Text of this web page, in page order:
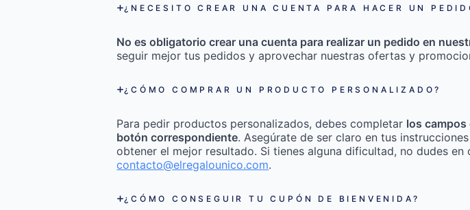
¿NECESITO CREAR UNA CUENTA PARA HACER UN
No es obligatorio crear una cuenta para realizar un pedido en
seguir mejor tus pedidos y aprovechar nuestras ofertas y
¿CÓMO COMPRAR UN PRODUCTO PERSONALIZADO?
Para pedir productos personalizados, debes completar los
botón correspondiente. Asegúrate de ser claro en tus
obtener el mejor resultado. Si tienes alguna dificultad, no dudes
contacto@elregalounico.com.
¿CÓMO CONSEGUIR TU CUPÓN DE BIENVENIDA?